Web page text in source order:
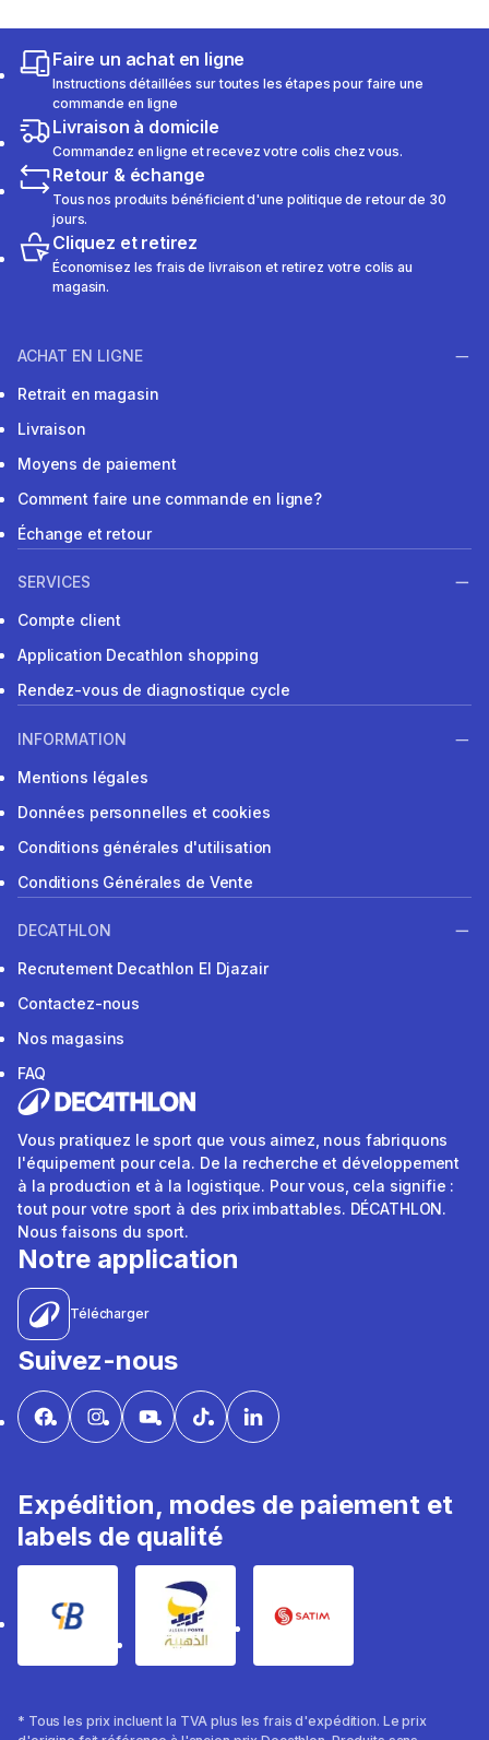
Faire un achat en ligne
Instructions détaillées sur toutes les étapes pour faire une
commande en ligne
Livraison à domicile
Commandez en ligne et recevez votre colis chez vous.
Retour & échange
Tous nos produits bénéficient d'une politique de retour de 30
jours.
Cliquez et retirez
Économisez les frais de livraison et retirez votre colis au
magasin.
ACHAT EN LIGNE
Retrait en magasin
Livraison
Moyens de paiement
Comment faire une commande en ligne?
Échange et retour
SERVICES
Compte client
Application Decathlon shopping
Rendez-vous de diagnostique cycle
INFORMATION
Mentions légales
Données personnelles et cookies
Conditions générales d'utilisation
Conditions Générales de Vente
DECATHLON
Recrutement Decathlon El Djazair
Contactez-nous
Nos magasins
FAQ
Vous pratiquez le sport que vous aimez, nous fabriquons
l'équipement pour cela. De la recherche et développement
à la production et à la logistique. Pour vous, cela signifie :
tout pour votre sport à des prix imbattables. DÉCATHLON.
Nous faisons du sport.
Notre application
Télécharger
Suivez-nous
Expédition, modes de paiement et
labels de qualité
* Tous les prix incluent la TVA plus les frais d'expédition. Le prix